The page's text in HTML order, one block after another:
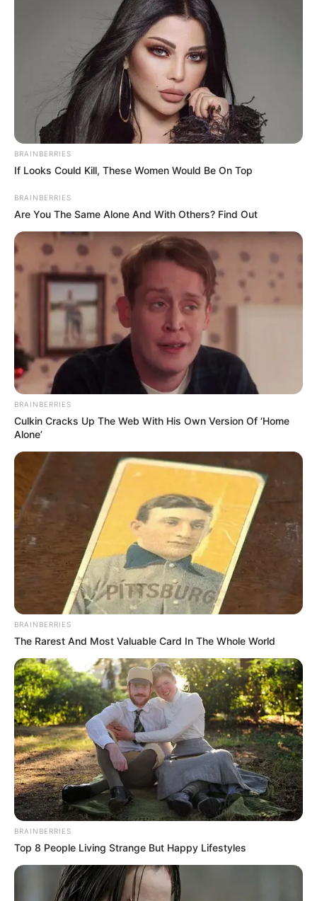
BRAINBERRIES
If Looks Could Kill, These Women Would Be On Top
BRAINBERRIES
Are You The Same Alone And With Others? Find Out
BRAINBERRIES
Culkin Cracks Up The Web With His Own Version Of ‘Home
Alone’
BRAINBERRIES
The Rarest And Most Valuable Card In The Whole World
BRAINBERRIES
Top 8 People Living Strange But Happy Lifestyles